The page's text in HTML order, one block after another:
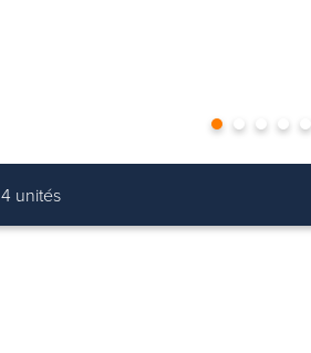
4 unités